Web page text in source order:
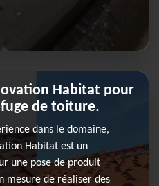
Habitat pour
de toiture.
dans le domaine,
Habitat est un
une pose de produit
mesure de réaliser des